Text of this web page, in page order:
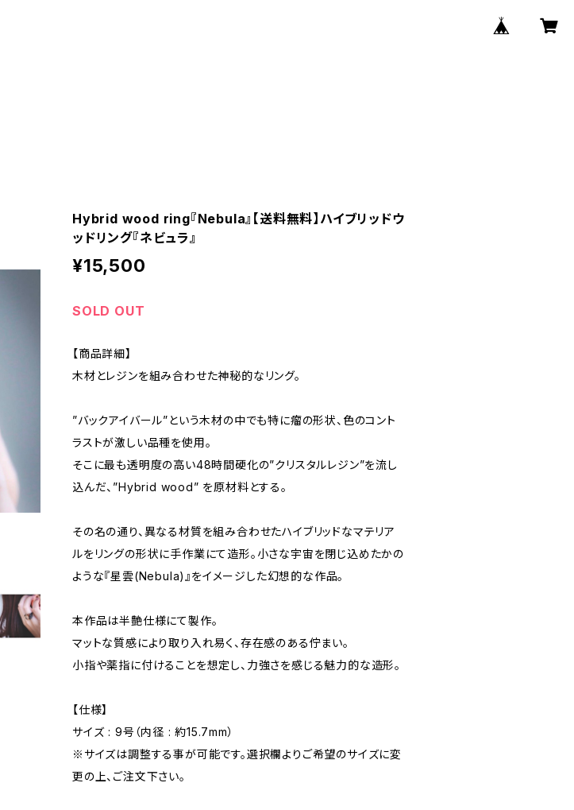
Hybrid wood ring『Nebula』【送料無料】ハイブリッドウ
ッドリング『ネビュラ』
¥15,500
SOLD OUT
【商品詳細】
木材とレジンを組み合わせた神秘的なリング。
”バックアイバール”という木材の中でも特に瘤の形状、色のコント
ラストが激しい品種を使用。
そこに最も透明度の高い48時間硬化の”クリスタルレジン”を流し
込んだ、”Hybrid wood” を原材料とする。
その名の通り、異なる材質を組み合わせたハイブリッドなマテリア
ルをリングの形状に手作業にて造形。小さな宇宙を閉じ込めたかの
ような『星雲(Nebula)』をイメージした幻想的な作品。
本作品は半艶仕様にて製作。
マットな質感により取り入れ易く、存在感のある佇まい。
小指や薬指に付けることを想定し、力強さを感じる魅力的な造形。
【仕様】
サイズ : 9号（内径 : 約15.7mm）
※サイズは調整する事が可能です。選択欄よりご希望のサイズに変
更の上、ご注文下さい。